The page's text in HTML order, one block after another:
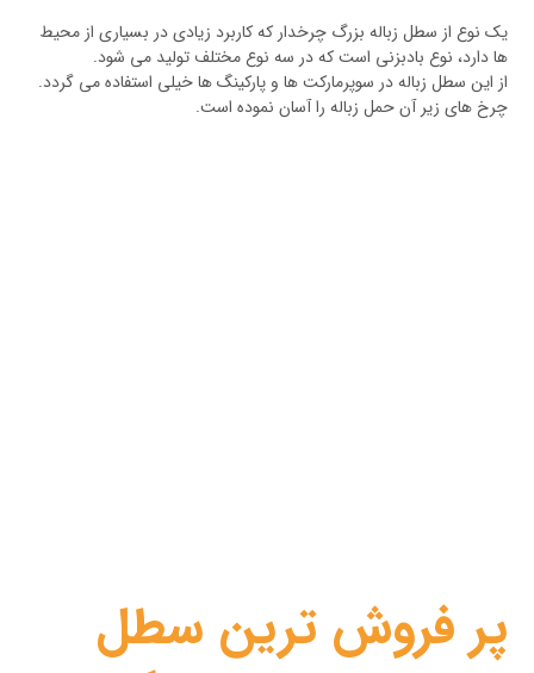
یک نوع از سطل زباله بزرگ چرخدار که کاربرد زیادی در بسیاری از محیط
ها دارد، نوع بادبزنی است که در سه نوع مختلف تولید می شود.
از این سطل زباله در سوپرمارکت ها و پارکینگ ها خیلی استفاده می گردد.
چرخ های زیر آن حمل زباله را آسان نموده است.
پر فروش ترین سطل